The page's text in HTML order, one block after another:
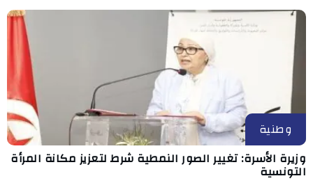
وطنية
وزيرة الأسرة: تغيير الصور النمطية شرط لتعزيز مكانة المرأة
التونسية